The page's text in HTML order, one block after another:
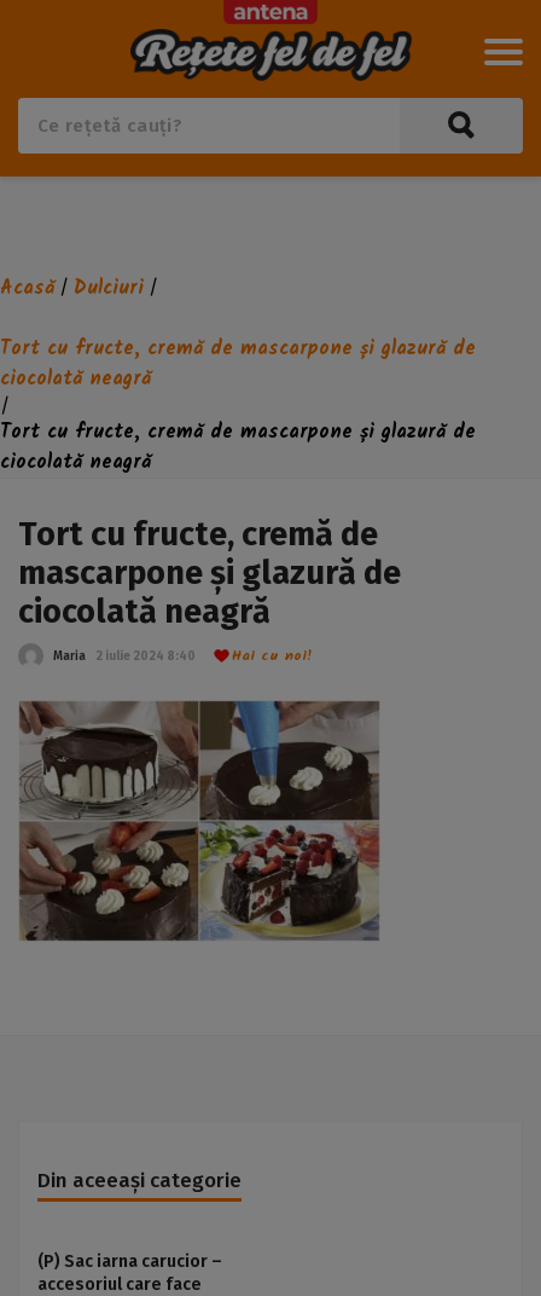
Acasă/ Dulciuri /
Tort cu fructe, cremă de mascarpone și glazură de
ciocolată neagră
/
Tort cu fructe, cremă de mascarpone și glazură de
ciocolată neagră
Tort cu fructe, cremă de
mascarpone și glazură de
ciocolată neagră
Maria 2 iulie 2024 8:40 Hai cu noi!
Din aceeași categorie
(P) Sac iarna carucior –
accesoriul care face